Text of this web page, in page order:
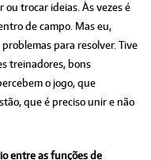
trocar ideias. Às vezes é
de campo. Mas eu,
para resolver. Tive
treinadores, bons
o jogo, que
que é preciso unir e não
entre as funções de